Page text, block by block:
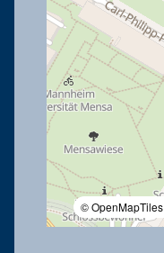
© OpenMapTiles